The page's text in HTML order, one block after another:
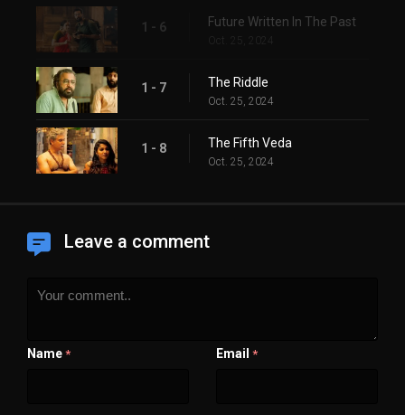
1 - 6 Future Written In The Past
Oct. 25, 2024
1 - 7 The Riddle
Oct. 25, 2024
1 - 8 The Fifth Veda
Oct. 25, 2024
Leave a comment
Name * Email *